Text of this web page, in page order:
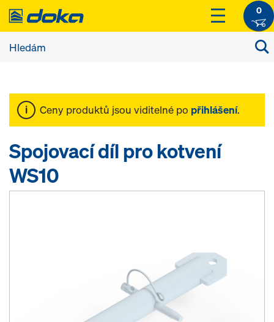
0
Ceny produktů jsou viditelné po přihlášení.
Spojovací díl pro kotvení
WS10